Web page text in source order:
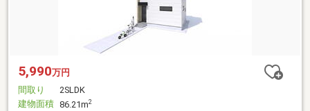
5,990万円
間取り
2SLDK
建物面積 86.21m2